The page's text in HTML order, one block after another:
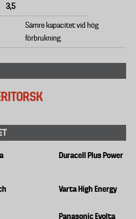
3,5
Sämre kapacitet vid hög
förbrukning.
Duracell Plus Power
Varta High Energy
Panasonic Evolta